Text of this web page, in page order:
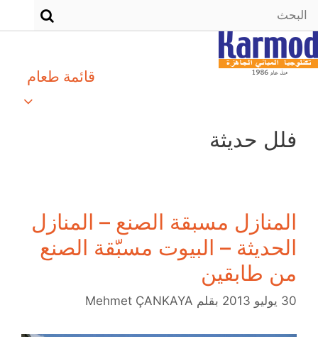
قائمة طعام
فلل حديثة
المنازل مسبقة الصنع – المنازل
الحديثة – البيوت مسبّقة الصنع
من طابقين
30 يوليو 2013 بقلم Mehmet ÇANKAYA